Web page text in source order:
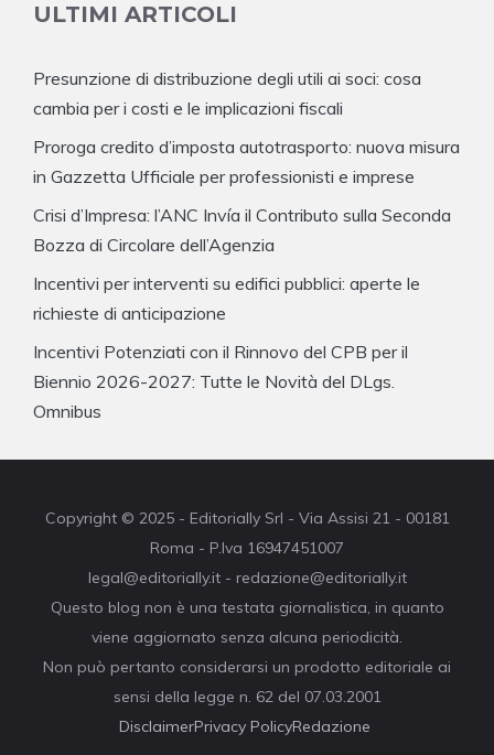
ULTIMI ARTICOLI
Presunzione di distribuzione degli utili ai soci: cosa
cambia per i costi e le implicazioni fiscali
Proroga credito d’imposta autotrasporto: nuova misura
in Gazzetta Ufficiale per professionisti e imprese
Crisi d’Impresa: l’ANC Invía il Contributo sulla Seconda
Bozza di Circolare dell’Agenzia
Incentivi per interventi su edifici pubblici: aperte le
richieste di anticipazione
Incentivi Potenziati con il Rinnovo del CPB per il
Biennio 2026-2027: Tutte le Novità del DLgs.
Omnibus
Copyright © 2025 - Editorially Srl - Via Assisi 21 - 00181
Roma - P.Iva 16947451007
legal@editorially.it - redazione@editorially.it
Questo blog non è una testata giornalistica, in quanto
viene aggiornato senza alcuna periodicità.
Non può pertanto considerarsi un prodotto editoriale ai
sensi della legge n. 62 del 07.03.2001
DisclaimerPrivacy PolicyRedazione